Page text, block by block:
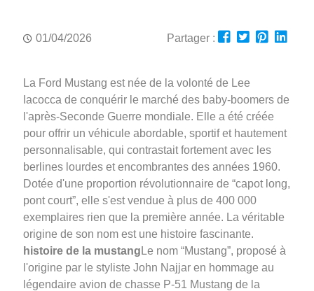
01/04/2026 Partager :
La Ford Mustang est née de la volonté de Lee
Iacocca de conquérir le marché des baby-boomers de
l'après-Seconde Guerre mondiale. Elle a été créée
pour offrir un véhicule abordable, sportif et hautement
personnalisable, qui contrastait fortement avec les
berlines lourdes et encombrantes des années 1960.
Dotée d'une proportion révolutionnaire de “capot long,
pont court”, elle s'est vendue à plus de 400 000
exemplaires rien que la première année. La véritable
origine de son nom est une histoire fascinante.
histoire de la mustang Le nom “Mustang”, proposé à
l'origine par le styliste John Najjar en hommage au
légendaire avion de chasse P-51 Mustang de la